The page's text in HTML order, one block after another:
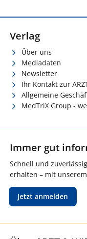
Verlag
Über uns
Mediadaten
Newsletter
Ihr Kontakt zur
Allgemeine
MedTriX Group -
Immer gut
Schnell und
erhalten – mit
Jetzt anmelden